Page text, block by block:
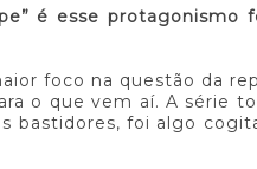
é esse protagonismo
foco na questão da
o que vem aí. A série
bastidores, foi algo